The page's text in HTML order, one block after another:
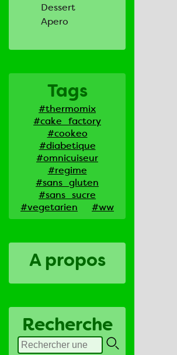
Dessert
Apero
Tags
#thermomix
#cake_factory
#cookeo
#diabetique
#omnicuiseur
#regime
#sans_gluten
#sans_sucre
#vegetarien
#ww
A propos
Recherche